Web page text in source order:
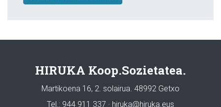
HIRUKA Koop.Sozietatea.
Martikoena 16, 2. solairua. 48992 Getxo
Tel.: 944 911 337 · hiruka@hiruka.eus